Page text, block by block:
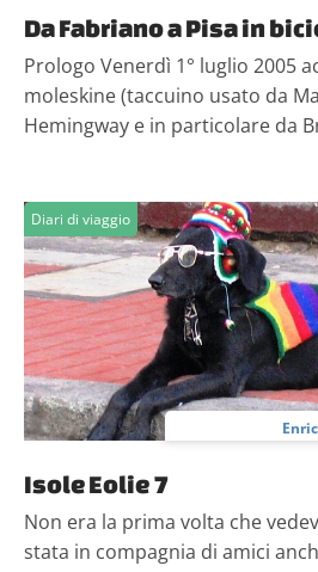
Da Fabriano a Pisa in
Prologo Venerdì 1° luglio 2005
moleskine (taccuino usato da
Hemingway e in particolare da
Diari di viaggio
Isole Eolie 7
Non era la prima volta che
stata in compagnia di amici